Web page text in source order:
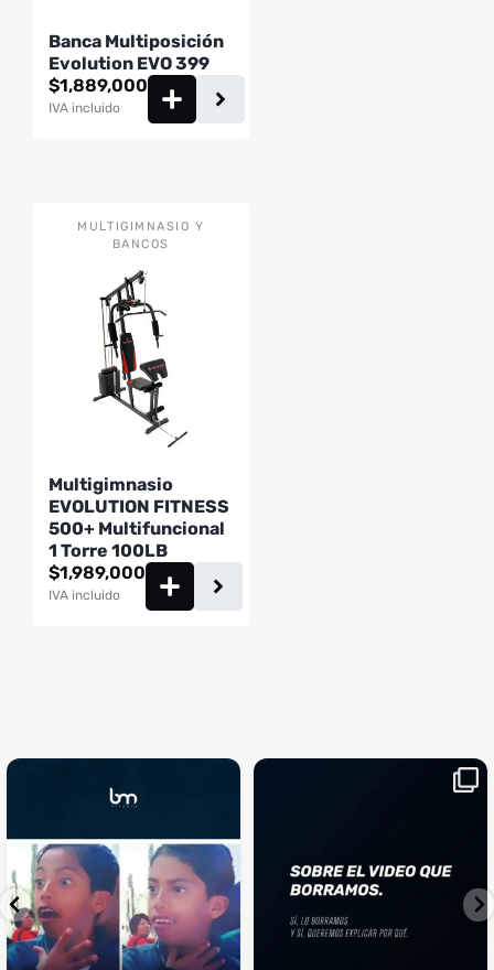
Banca Multiposición
Evolution EVO 399
$1,889,000
IVA incluido
MULTIGIMNASIO Y
BANCOS
Multigimnasio
EVOLUTION FITNESS
500+ Multifuncional
1 Torre 100LB
$1,989,000
IVA incluido
...
4 2